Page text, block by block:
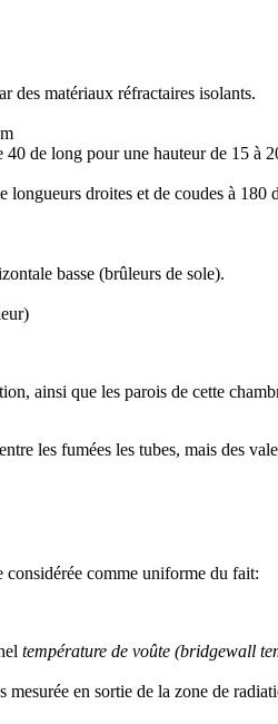
des matériaux réfractaires isolants.
40 de long pour une hauteur de 15 à
droites et de coudes à
basse (brûleurs de sole).
ainsi que les parois de cette
les fumées les tubes, mais des
considérée comme uniforme du fait:
température de voûte (bridgewall
en sortie de la zone de